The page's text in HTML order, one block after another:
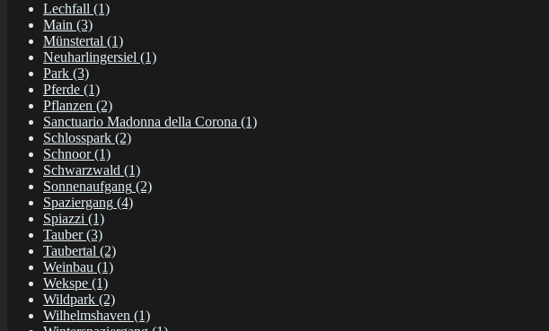
Lechfall (1)
Main (3)
Münstertal (1)
Neuharlingersiel (1)
Park (3)
Pferde (1)
Pflanzen (2)
Sanctuario Madonna della Corona (1)
Schlosspark (2)
Schnoor(1)
Schwarzwald (1)
Sonnenaufgang (2)
Spaziergang (4)
Spiazzi (1)
Tauber(3)
Taubertal (2)
Weinbau (1)
Wekspe (1)
Wildpark (2)
Wilhelmshaven (1)